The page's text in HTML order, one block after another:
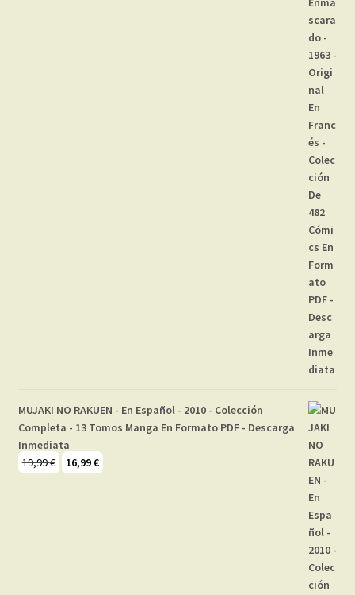
MUJAKI NO RAKUEN - En Español - 2010 - Colección
Completa - 13 Tomos Manga En Formato PDF - Descarga
Inmediata
19,99€
El16,99€